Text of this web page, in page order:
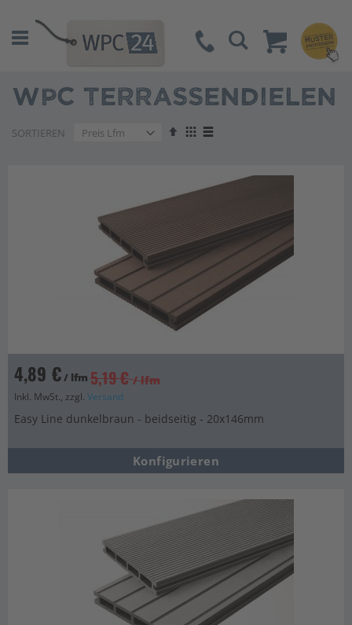
Suche
WPC TERRASSENDIELEN
SORTIEREN
AbsteigendAnzeigen
4,89 €/ lfm 5,19 € / lfm
Inkl. MwSt., zzgl. Versand
Easy Line dunkelbraun - beidseitig - 20x146mm
Konfigurieren